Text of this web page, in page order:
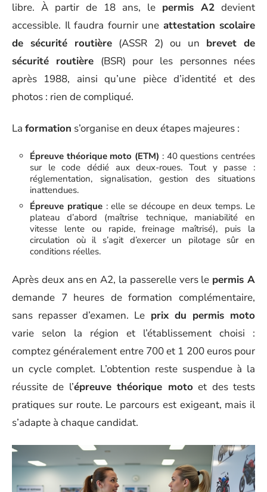
libre. À partir de 18 ans, le permis A2 devient
accessible. Il faudra fournir une attestation scolaire
de sécurité routière (ASSR 2) ou un brevet de
sécurité routière (BSR) pour les personnes nées
après 1988, ainsi qu’une pièce d’identité et des
photos : rien de compliqué.
La formation s’organise en deux étapes majeures :
Épreuve théorique moto (ETM) : 40 questions centrées
sur le code dédié aux deux-roues. Tout y passe :
réglementation, signalisation, gestion des situations
inattendues.
Épreuve pratique: elle se découpe en deux temps. Le
plateau d’abord (maîtrise technique, maniabilité en
vitesse lente ou rapide, freinage maîtrisé), puis la
circulation où il s’agit d’exercer un pilotage sûr en
conditions réelles.
Après deux ans en A2, la passerelle vers le permis A
demande 7 heures de formation complémentaire,
sans repasser d’examen. Le prix du permis moto
varie selon la région et l’établissement choisi :
comptez généralement entre 700 et 1 200 euros pour
un cycle complet. L’obtention reste suspendue à la
réussite de l’épreuve théorique moto et des tests
pratiques sur route. Le parcours est exigeant, mais il
s’adapte à chaque candidat.